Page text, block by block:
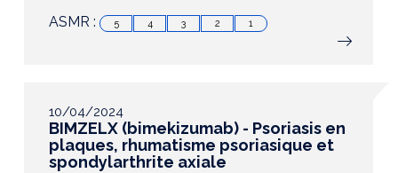
ASMR : 5 4 3 2 1
10/04/2024
BIMZELX (bimekizumab) - Psoriasis en
plaques, rhumatisme psoriasique et
spondylarthrite axiale